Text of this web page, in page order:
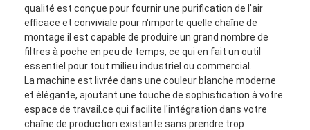
qualité est conçue pour fournir une purification de l'air
efficace et conviviale pour n'importe quelle chaîne de
montage.il est capable de produire un grand nombre de
filtres à poche en peu de temps, ce qui en fait un outil
essentiel pour tout milieu industriel ou commercial.
La machine est livrée dans une couleur blanche moderne
et élégante, ajoutant une touche de sophistication à votre
espace de travail.ce qui facilite l'intégration dans votre
chaîne de production existante sans prendre trop